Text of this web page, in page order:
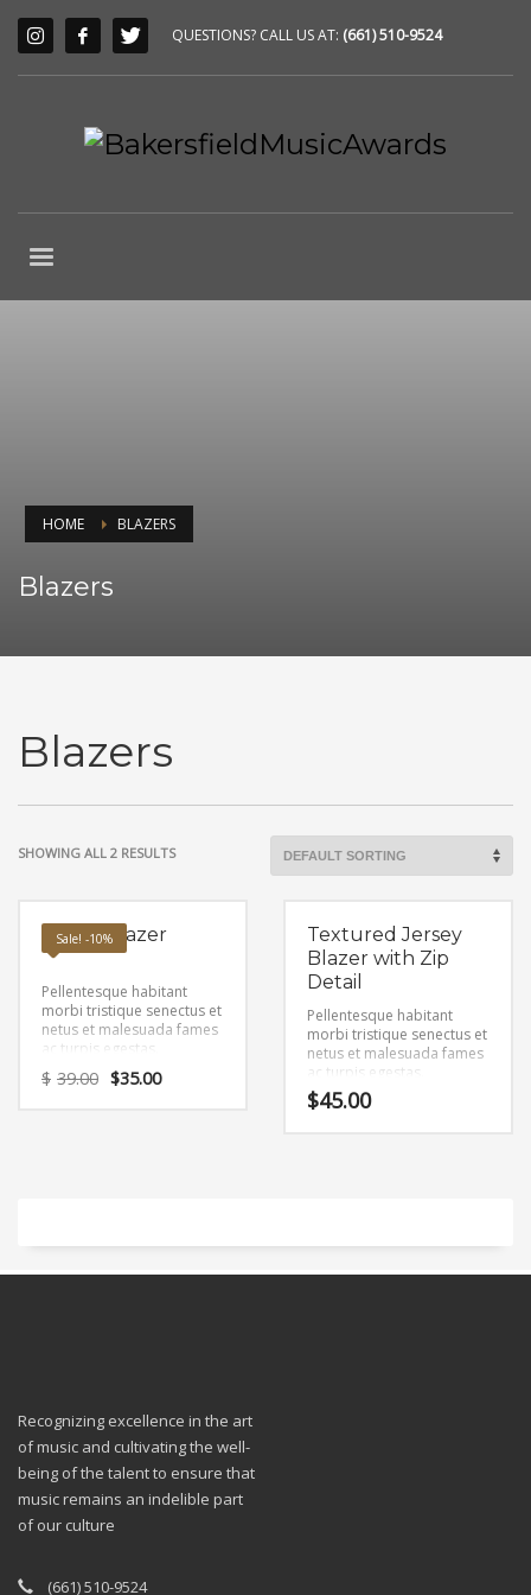
QUESTIONS? CALL US AT: (661) 510-9524
HOME BLAZERS
Blazers
Blazers
SHOWING ALL 2 RESULTS
Sale! -10%
Ponte Blazer
Pellentesque habitant
morbi tristique senectus et
netus et malesuada fames
ac turpis egestas.
Vestibulum tortor quam,
feugiat vitae, ultricies eget,
$ 39.00 $35.00
Textured Jersey
Blazer with Zip
Detail
Pellentesque habitant
morbi tristique senectus et
netus et malesuada fames
ac turpis egestas.
Vestibulum tortor quam,
feugiat vitae, ultricies eget,
$45.00
Recognizing excellence in the art
of music and cultivating the well-
being of the talent to ensure that
music remains an indelible part
of our culture
(661) 510-9524